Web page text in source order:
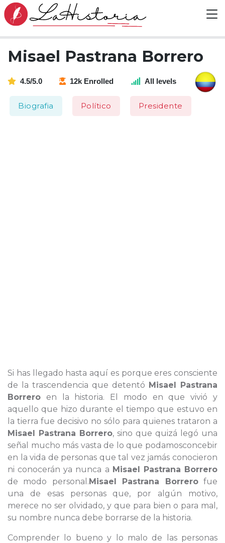
Misael Pastrana Borrero
4.5/5.0 12k Enrolled All levels
Biografia Político Presidente
Si has llegado hasta aquí es porque eres consciente
de la trascendencia que detentó Misael Pastrana
Borrero en la historia. El modo en que vivió y
aquello que hizo durante el tiempo que estuvo en
la tierra fue decisivo no sólo para quienes trataron a
Misael Pastrana Borrero, sino que quizá legó una
señal mucho más vasta de lo que podamosconcebir
en la vida de personas que tal vez jamás conocieron
ni conocerán ya nunca a Misael Pastrana Borrero
de modo personal.Misael Pastrana Borrerofue
una de esas personas que, por algún motivo,
merece no ser olvidado, y que para bien o para mal,
su nombre nunca debe borrarse de la historia.
Comprender lo bueno y lo malo de las personas